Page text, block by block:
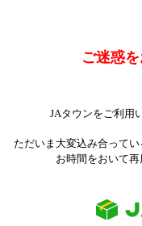
ご迷惑
JAタウンをご利用
ただいま大変込み合って
お時間をおいて